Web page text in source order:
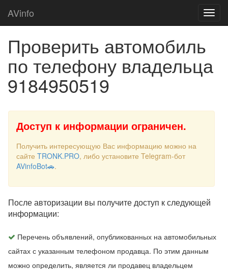
AVinfo
Проверить автомобиль
по телефону владельца
9184950519
Доступ к информации ограничен.
Получить интересующую Вас информацию можно на
сайте TRONK.PRO, либо установите Telegram-бот
AVinfoBot🚗.
После авторизации вы получите доступ к следующей
информации:
Перечень объявлений, опубликованных на автомобильных
сайтах с указанным телефоном продавца. По этим данным
можно определить, является ли продавец владельцем